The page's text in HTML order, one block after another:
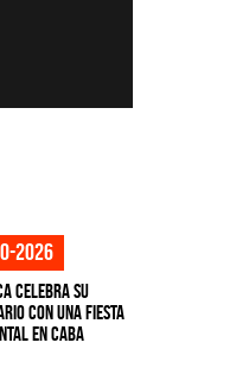
2026
celebra su
con una fiesta
en CABA